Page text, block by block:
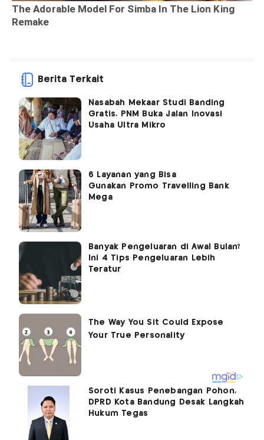
Berita Terkait
Nasabah Mekaar Studi Banding
Gratis, PNM Buka Jalan Inovasi
Usaha Ultra Mikro
6 Layanan yang Bisa
Gunakan Promo Travelling Bank
Mega
Banyak Pengeluaran di Awal Bulan?
Ini 4 Tips Pengeluaran Lebih
Teratur
Soroti Kasus Penebangan Pohon,
DPRD Kota Bandung Desak Langkah
Hukum Tegas